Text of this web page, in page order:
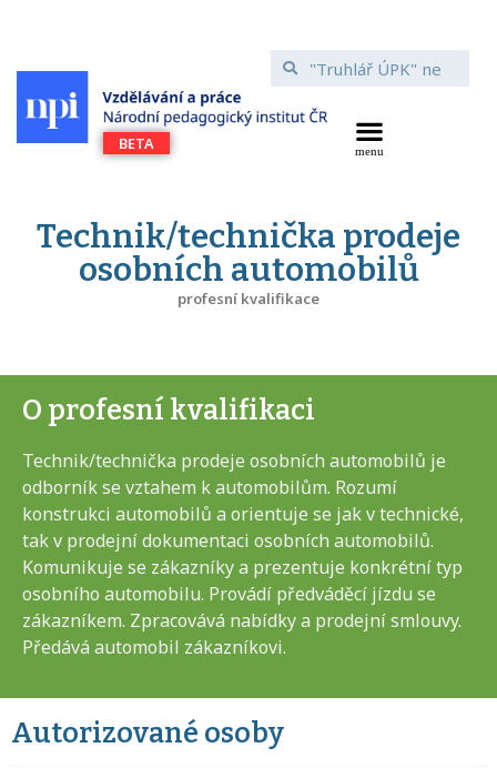
Technik/technička prodeje
osobních automobilů
profesní kvalifikace
O profesní kvalifikaci
Technik/technička prodeje osobních automobilů je
odborník se vztahem k automobilům. Rozumí
konstrukci automobilů a orientuje se jak v technické,
tak v prodejní dokumentaci osobních automobilů.
Komunikuje se zákazníky a prezentuje konkrétní typ
osobního automobilu. Provádí předváděcí jízdu se
zákazníkem. Zpracovává nabídky a prodejní smlouvy.
Předává automobil zákazníkovi.
Autorizované osoby